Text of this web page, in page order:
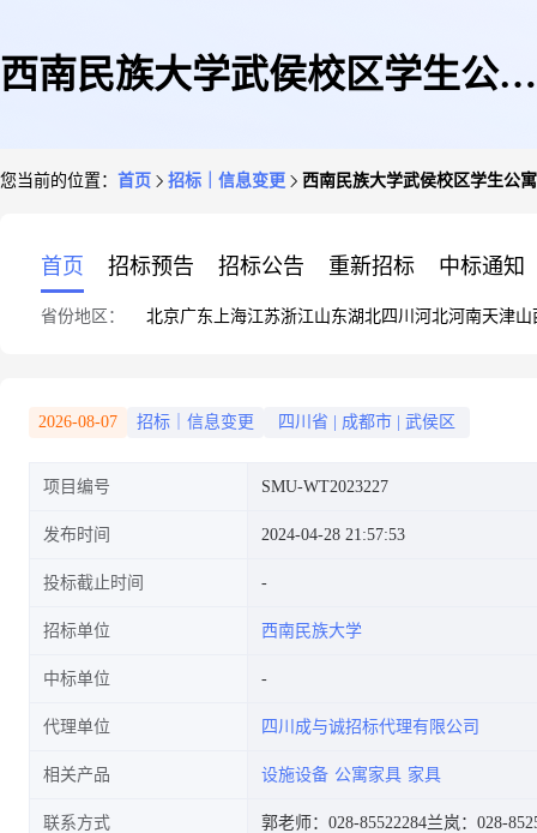
西南民族大学武侯校区学生公寓
您当前的位置： 首页 招标｜信息变更 西南民族大学武侯校区学生公
首页 招标预告 招标公告 重新招标 中标通知
省份地区： 北京广东 上海江苏浙江山东湖北四川 河北河南天津山
2026-08-07 招标｜信息变更 四川省 成都市 武侯区
项目编号 SMU-WT2023227
发布时间 2024-04-28 21:57:53
投标截止时间
招标单位 西南民族大学
中标单位
代理单位 四川成与诚招标代理有限公司
相关产品 设施设备 公寓家具 家具
联系方式 郭老师：028-85522284兰岚：028-